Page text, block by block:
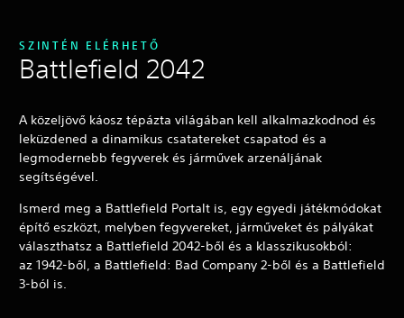
SZINTÉN ELÉRHETŐ
Battlefield 2042
A közeljövő káosz tépázta világában kell alkalmazkodnod és
leküzdened a dinamikus csatatereket csapatod és a
legmodernebb fegyverek és járművek arzenáljának
segítségével.
Ismerd meg a Battlefield Portalt is, egy egyedi játékmódokat
építő eszközt, melyben fegyvereket, járműveket és pályákat
választhatsz a Battlefield 2042-ből és a klasszikusokból:
az 1942-ből, a Battlefield: Bad Company 2-ből és a Battlefield
3-ból is.